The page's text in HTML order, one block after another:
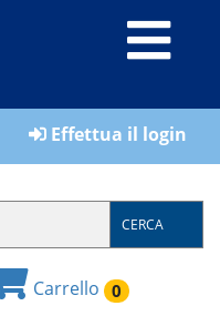
Effettua il login
CERCA
Carrello 0